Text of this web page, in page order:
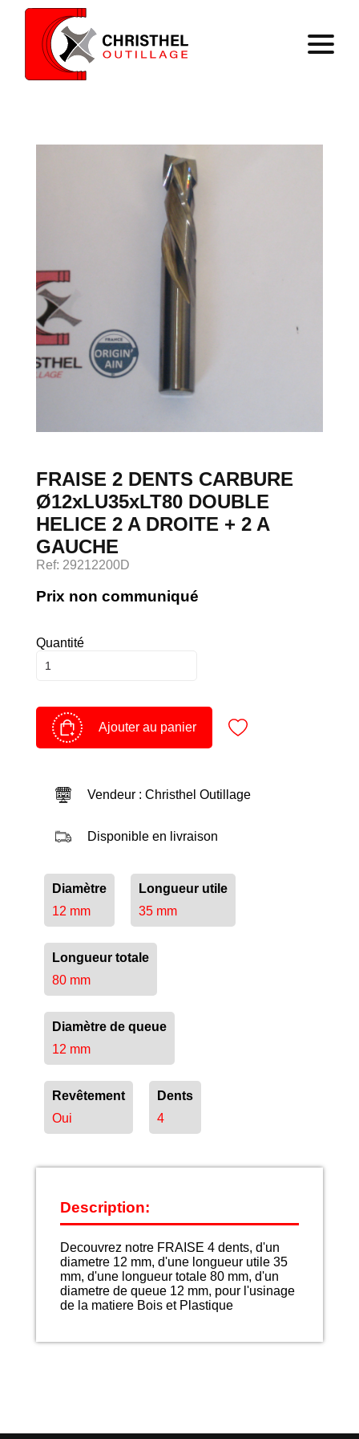
Savoir faire
Catalogue
Contact
Panier
Devenir client
FRAISE 2 DENTS CARBURE
Ø12xLU35xLT80 DOUBLE
HELICE 2 A DROITE + 2 A
GAUCHE
Ref: 29212200D
Prix non communiqué
Quantité
Ajouter au panier
Vendeur : Christhel Outillage
Disponible en livraison
Diamètre
12 mm
Longueur utile
35 mm
Longueur totale
80 mm
Diamètre de queue
12 mm
Revêtement
Oui
Dents
4
Description:
Decouvrez notre FRAISE 4 dents, d'un
diametre 12 mm, d'une longueur utile 35
mm, d'une longueur totale 80 mm, d'un
diametre de queue 12 mm, pour l'usinage
de la matiere Bois et Plastique